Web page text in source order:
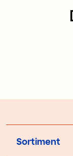
Sortiment